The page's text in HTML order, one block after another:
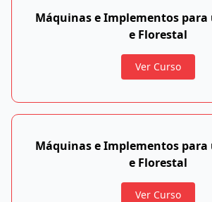
Máquinas e Implementos para
e Florestal
Ver Curso
Máquinas e Implementos para
e Florestal
Ver Curso